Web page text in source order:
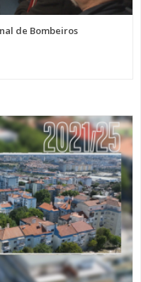
de Bombeiros